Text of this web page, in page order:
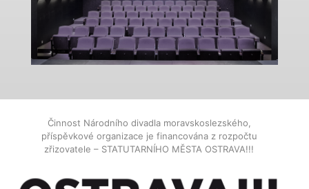
Činnost Národního divadla moravskoslezského,
příspěvkové organizace je financována z rozpočtu
zřizovatele – STATUTARNÍHO MĚSTA OSTRAVA!!!